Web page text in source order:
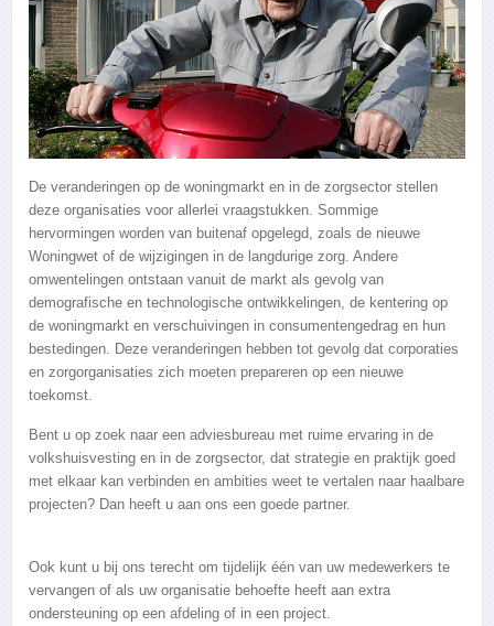
De veranderingen op de woningmarkt en in de zorgsector stellen
deze organisaties voor allerlei vraagstukken. Sommige
hervormingen worden van buitenaf opgelegd, zoals de nieuwe
Woningwet of de wijzigingen in de langdurige zorg. Andere
omwentelingen ontstaan vanuit de markt als gevolg van
demografische en technologische ontwikkelingen, de kentering op
de woningmarkt en verschuivingen in consumentengedrag en hun
bestedingen. Deze veranderingen hebben tot gevolg dat corporaties
en zorgorganisaties zich moeten prepareren op een nieuwe
toekomst.
Bent u op zoek naar een adviesbureau met ruime ervaring in de
volkshuisvesting en in de zorgsector, dat strategie en praktijk goed
met elkaar kan verbinden en ambities weet te vertalen naar haalbare
projecten? Dan heeft u aan ons een goede partner.
Ook kunt u bij ons terecht om tijdelijk één van uw medewerkers te
vervangen of als uw organisatie behoefte heeft aan extra
ondersteuning op een afdeling of in een project.